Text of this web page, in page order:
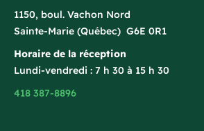
1150, boul. Vachon Nord
Sainte-Marie (Québec) G6E 0R1
Horaire de la réception
Lundi-vendredi : 7 h 30 à 15 h 30
418 387-8896